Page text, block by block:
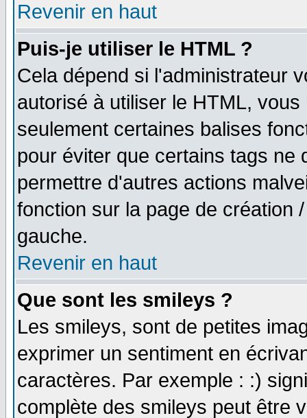
Revenir en haut
Puis-je utiliser le HTML ?
Cela dépend si l'administrateur
autorisé à utiliser le HTML,
seulement certaines balises
pour éviter que certains tags ne
permettre d'autres actions
fonction sur la page de création
gauche.
Revenir en haut
Que sont les smileys ?
Les smileys, sont de petites
exprimer un sentiment en
caractères. Par exemple : :)
complète des smileys peut être